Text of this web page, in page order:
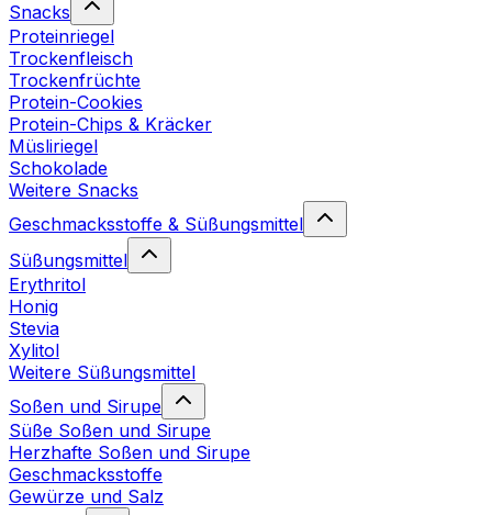
Snacks
Proteinriegel
Trockenfleisch
Trockenfrüchte
Protein-Cookies
Protein-Chips & Kräcker
Müsliriegel
Schokolade
Weitere Snacks
Geschmacksstoffe & Süßungsmittel
Süßungsmittel
Erythritol
Honig
Stevia
Xylitol
Weitere Süßungsmittel
Soßen und Sirupe
Süße Soßen und Sirupe
Herzhafte Soßen und Sirupe
Geschmacksstoffe
Gewürze und Salz